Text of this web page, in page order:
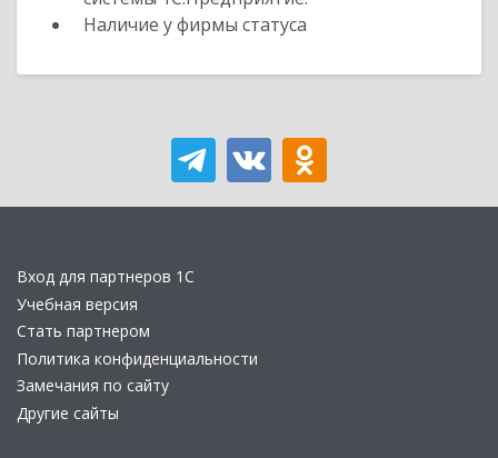
Наличие у фирмы статуса
Вход для партнеров 1С
Учебная версия
Стать партнером
Политика конфиденциальности
Замечания по сайту
Другие сайты